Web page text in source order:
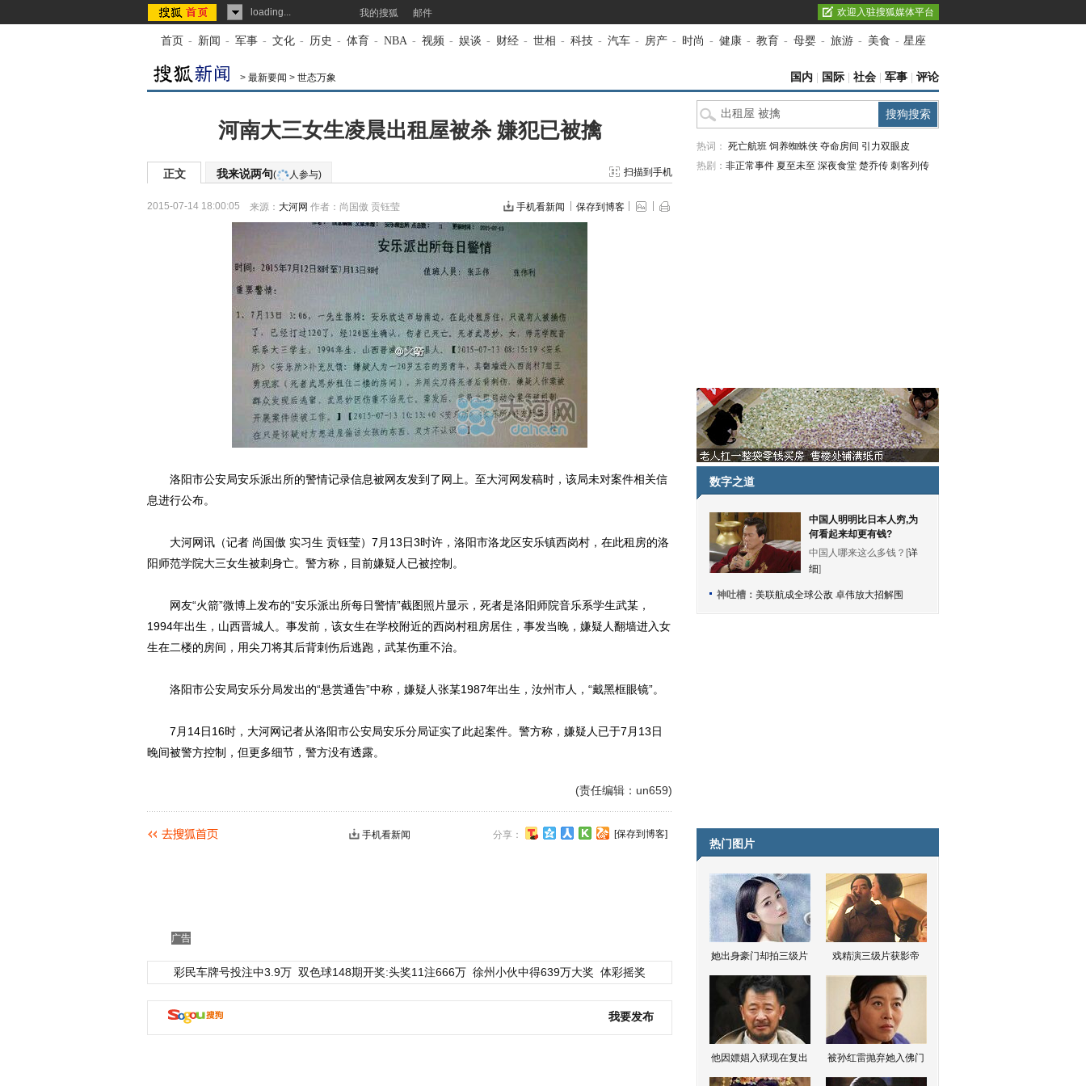
loading... 我的搜狐 邮件 欢迎入驻搜狐媒体平台
首页 - 新闻 - 军事 - 文化 - 历史 - 体育 - NBA - 视频 - 娱谈 - 财经 - 世相 - 科技 - 汽车 - 房产 - 时尚 - 健康 - 教育 - 母婴 - 旅游 - 美食 - 星座
> 最新要闻 > 世态万象 国内 国际 社会 军事 评论
河南大三女生凌晨出租屋被杀 嫌犯已被擒
正文 我来说两句( 人参与) 扫描到手机
2015-07-14 18:00:05 来源： 大河网 作者：尚国傲 贡钰莹 手机看新闻 保存到博客
洛阳市公安局安乐派出所的警情记录信息被网友发到了网上。至大河网发稿时，该局未对案件相关信
息进行公布。
大河网讯（记者 尚国傲 实习生 贡钰莹）7月13日3时许，洛阳市洛龙区安乐镇西岗村，在此租房的洛
阳师范学院大三女生被刺身亡。警方称，目前嫌疑人已被控制。
网友“火箭”微博上发布的“安乐派出所每日警情”截图照片显示，死者是洛阳师院音乐系学生武某，
1994年出生，山西晋城人。事发前，该女生在学校附近的西岗村租房居住，事发当晚，嫌疑人翻墙进入女
生在二楼的房间，用尖刀将其后背刺伤后逃跑，武某伤重不治。
洛阳市公安局安乐分局发出的“悬赏通告”中称，嫌疑人张某1987年出生，汝州市人，“戴黑框眼镜”。
7月14日16时，大河网记者从洛阳市公安局安乐分局证实了此起案件。警方称，嫌疑人已于7月13日
晚间被警方控制，但更多细节，警方没有透露。
(责任编辑：un659)
分享： [保存到博客]
手机看新闻
广告
彩民车牌号投注中3.9万 双色球148期开奖:头奖11注666万 徐州小伙中得639万大奖 体彩摇奖
我要发布
热词： 死亡航班 饲养蜘蛛侠 夺命房间 引力双眼皮
热剧： 非正常事件 夏至未至 深夜食堂 楚乔传 刺客列传
数字之道
中国人明明比日本人穷,为
何看起来却更有钱?
中国人哪来这么多钱？[详
细]
神吐槽： 美联航成全球公敌 卓伟放大招解围
热门图片
她出身豪门却拍三级片 戏精演三级片获影帝
他因嫖娼入狱现在复出 被孙红雷抛弃她入佛门